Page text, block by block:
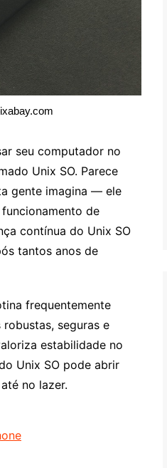
seu computador no
Unix SO. Parece
gente imagina — ele
de
contínua do Unix SO
tantos anos de
frequentemente
seguras e
estabilidade no
Unix SO pode abrir
no lazer.